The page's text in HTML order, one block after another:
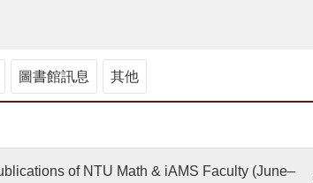
圖書館訊息 其他
of NTU Math & iAMS Faculty (June–